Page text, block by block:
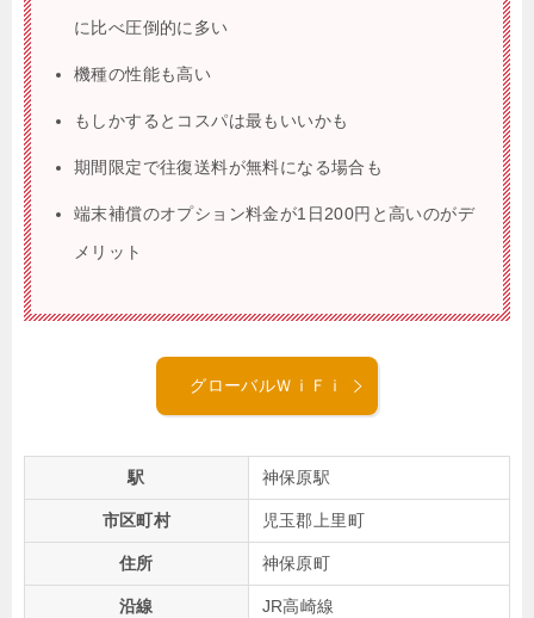
に比べ圧倒的に多い
機種の性能も高い
もしかするとコスパは最もいいかも
期間限定で往復送料が無料になる場合も
端末補償のオプション料金が1日200円と高いのがデ
メリット
グローバルＷｉＦｉ
駅 神保原駅
市区町村 児玉郡上里町
住所 神保原町
沿線 JR高崎線